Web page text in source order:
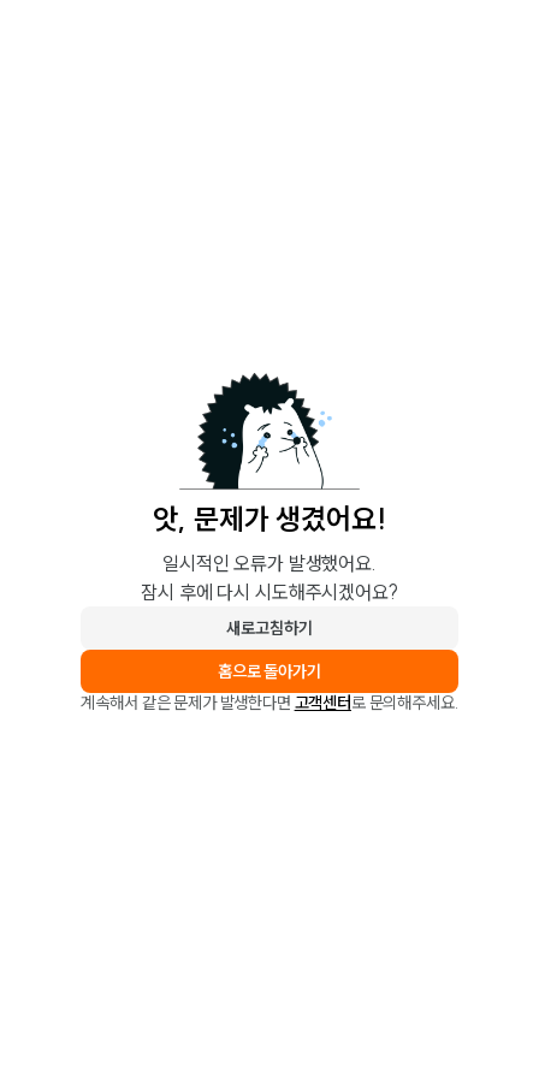
앗, 문제가 생겼어요!
일시적인 오류가 발생했어요.
잠시 후에 다시 시도해주시겠어요?
새로고침하기
홈으로 돌아가기
계속해서 같은 문제가 발생한다면 고객센터로 문의해주세요.